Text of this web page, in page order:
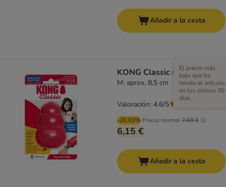
Añadir a la cesta
KONG Classic rojo
M: aprox. 8,5 cm
-20.03% Precio normal7,69 €
El precio más
bajo que ha
tenido el artículo
en los útimos 30
días.
6,15 €
Valoración: 4.6/5
Añadir a la cesta